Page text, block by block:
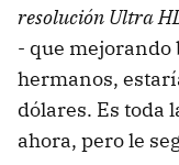
resolución Ultra
- que mejorando
hermanos,
dólares. Es toda
ahora, pero le